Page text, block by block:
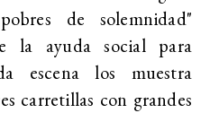
de solemnidad"
la ayuda social para
escena los muestra
carretillas con grandes